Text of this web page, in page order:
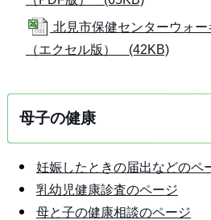
北見市保健センターウォ
（エクセル版） (42KB)
母子の健康
妊娠したときの届出などのペ
乳幼児健康診査のページ
母と子の健康相談のページ